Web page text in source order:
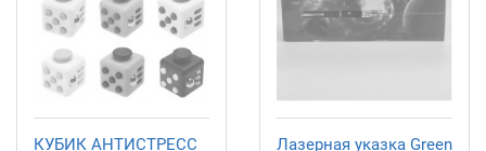
КУБИК АНТИСТРЕСС
Лазерная указка Green